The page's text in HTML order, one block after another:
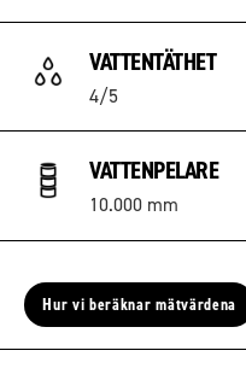
VATTENTÄTHET
4/5
VATTENPELARE
10.000 mm
Hur vi beräknar mätvärdena